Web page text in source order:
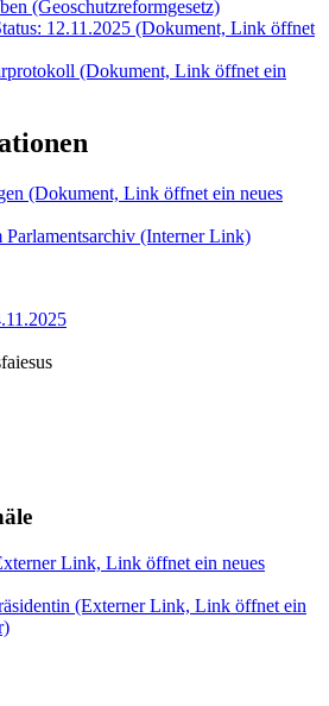
(Geoschutzreformgesetz)
12.11.2025 (Dokument, Link öffnet
(Dokument, Link öffnet ein
(Dokument, Link öffnet ein neues
(Interner Link)
Link, Link öffnet ein neues
(Externer Link, Link öffnet ein